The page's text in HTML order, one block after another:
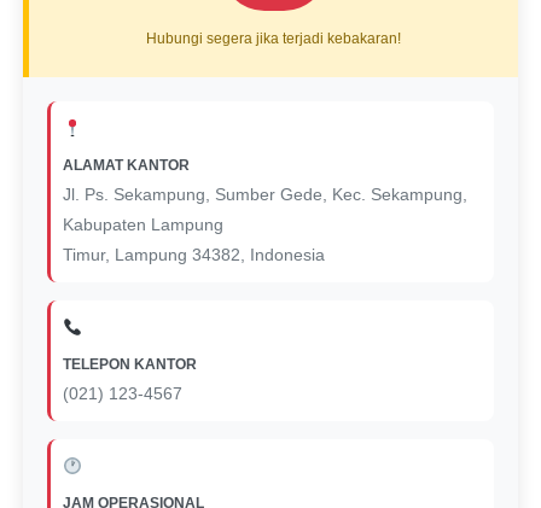
Hubungi segera jika terjadi kebakaran!
ALAMAT KANTOR
Jl. Ps. Sekampung, Sumber Gede, Kec. Sekampung,
Kabupaten Lampung
Timur, Lampung 34382, Indonesia
TELEPON KANTOR
(021) 123-4567
JAM OPERASIONAL